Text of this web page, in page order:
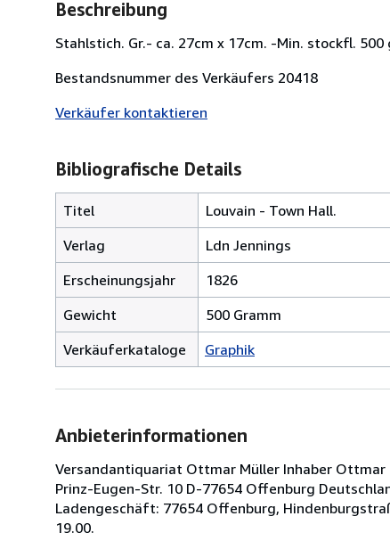
Beschreibung
Stahlstich. Gr.- ca. 27cm x 17cm. -Min. stockfl. 500
Bestandsnummer des Verkäufers 20418
Verkäufer kontaktieren
Bibliografische Details
Titel
Louvain - Town Hall.
Verlag
Ldn Jennings
Erscheinungsjahr
1826
Gewicht
500 Gramm
Verkäuferkataloge
Graphik
Anbieterinformationen
Versandantiquariat Ottmar Müller Inhaber
Prinz-Eugen-Str. 10 D-77654 Offenburg
Ladengeschäft: 77654 Offenburg,
19.00.